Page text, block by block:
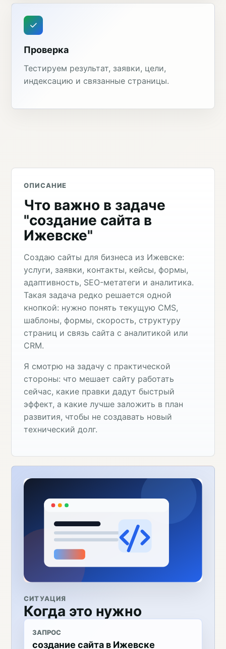
Проверка
Тестируем результат, заявки, цели,
индексацию и связанные страницы.
ОПИСАНИЕ
Что важно в задаче
"создание сайта в
Ижевске"
Создаю сайты для бизнеса из Ижевске:
услуги, заявки, контакты, кейсы, формы,
адаптивность, SEO-метатеги и аналитика.
Такая задача редко решается одной
кнопкой: нужно понять текущую CMS,
шаблоны, формы, скорость, структуру
страниц и связь сайта с аналитикой или
CRM.
Я смотрю на задачу с практической
стороны: что мешает сайту работать
сейчас, какие правки дадут быстрый
эффект, а какие лучше заложить в план
развития, чтобы не создавать новый
технический долг.
СИТУАЦИЯ
Когда это нужно
ЗАПРОС
создание сайта в Ижевске